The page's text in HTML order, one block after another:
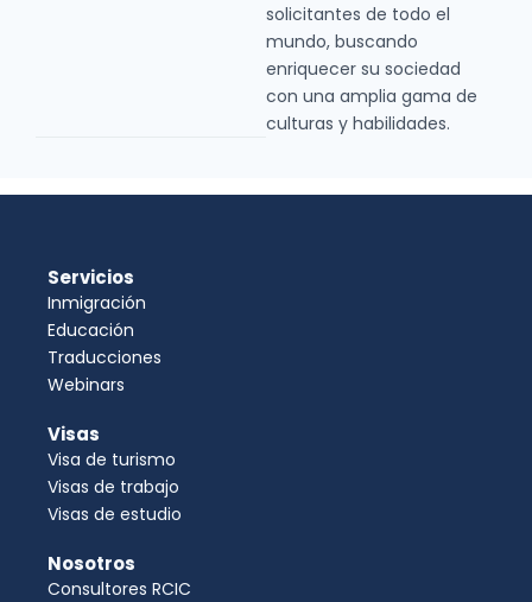
solicitantes de todo el
mundo, buscando
enriquecer su sociedad
con una amplia gama de
culturas y habilidades.
Servicios
Inmigración
Educación
Traducciones
Webinars
Visas
Visa de turismo
Visas de trabajo
Visas de estudio
Nosotros
Consultores RCIC